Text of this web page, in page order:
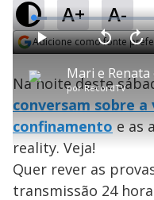
A+ A-
Adicione como fonte
porRecordTV
P V
a
r
0
s
e
g
A
n
ç
a
1
0
s
e
o
L
o
a
d
e
5
.
3
0
%
Na noite deste
conversam sobre
confinamentoe as
reality. Veja!
Quer rever as
transmissão 24